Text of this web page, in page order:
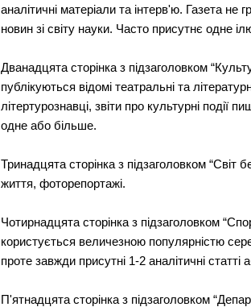
аналітичні матеріали та інтерв'ю. Газета не
новин зі світу науки. Часто присутнє одне
Дванадцята сторінка з підзаголовком
публікуються відомі театральні та
літертурознавці, звіти про культурні події
одне або більше.
Тринадцята сторінка з підзаголовком “Світ
життя, фоторепортажі.
Чотирнадцята сторінка з підзаголовком
користується величезною популярністю
проте завжди присутні 1-2 аналітичні
П'ятнадцята сторінка з підзаголовком